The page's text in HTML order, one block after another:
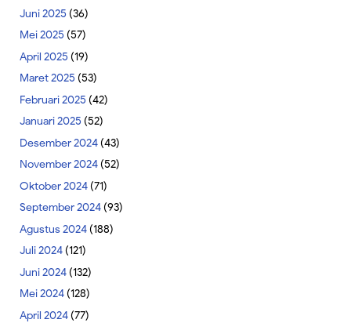
Juni 2025 (36)
Mei 2025 (57)
April 2025 (19)
Maret 2025 (53)
Februari 2025 (42)
Januari 2025 (52)
Desember 2024(43)
November 2024(52)
Oktober 2024(71)
September 2024(93)
Agustus 2024(188)
Juli 2024(121)
Juni 2024(132)
Mei 2024(128)
April 2024(77)